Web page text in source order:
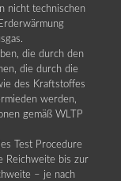
nicht technischen
die durch den
die durch die
des Kraftstoffes
werden,
gemäß WLTP
Test Procedure
Reichweite bis zur
– je nach